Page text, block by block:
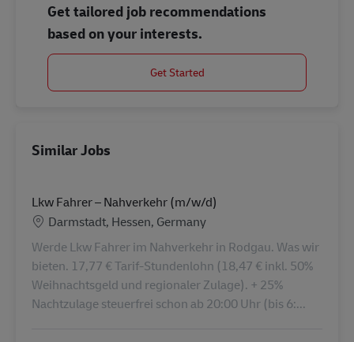
Get tailored job recommendations
based on your interests.
Get Started
Similar Jobs
Lkw Fahrer – Nahverkehr (m/w/d)
Location
Darmstadt, Hessen, Germany
Werde Lkw Fahrer im Nahverkehr in Rodgau. Was wir
bieten. 17,77 € Tarif-Stundenlohn (18,47 € inkl. 50%
Weihnachtsgeld und regionaler Zulage). + 25%
Nachtzulage steuerfrei schon ab 20:00 Uhr (bis 6:...